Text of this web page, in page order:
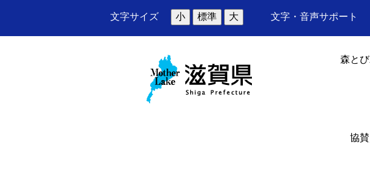
文字サイズ 小 標準 大 文字・音声サポート
森と
協